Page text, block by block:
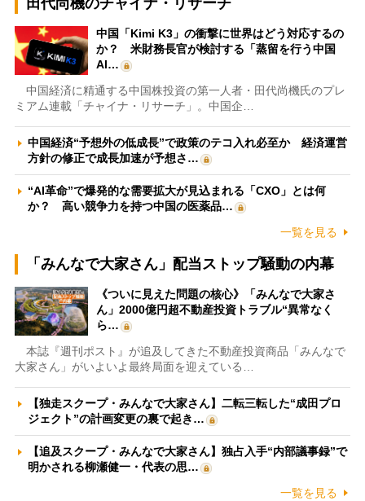
田代尚機のチャイナ・リサーチ
中国「Kimi K3」の衝撃に世界はどう対応するの
か？ 米財務長官が検討する「蒸留を行う中国
AI…
中国経済に精通する中国株投資の第一人者・田代尚機氏のプレ
ミアム連載「チャイナ・リサーチ」。中国企…
中国経済“予想外の低成長”で政策のテコ入れ必至か 経済運営
方針の修正で成長加速が予想さ…
“AI革命”で爆発的な需要拡大が見込まれる「CXO」とは何
か？ 高い競争力を持つ中国の医薬品…
一覧を見る
「みんなで大家さん」配当ストップ騒動の内幕
《ついに見えた問題の核心》「みんなで大家さ
ん」2000億円超不動産投資トラブル“異常なく
ら…
本誌『週刊ポスト』が追及してきた不動産投資商品「みんなで
大家さん」がいよいよ最終局面を迎えている…
【独走スクープ・みんなで大家さん】二転三転した“成田プロ
ジェクト”の計画変更の裏で起き…
【追及スクープ・みんなで大家さん】独占入手“内部議事録”で
明かされる柳瀬健一・代表の思…
一覧を見る